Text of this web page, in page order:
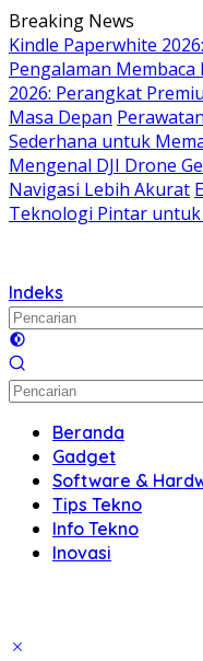
Langsung
ke
konten
Breaking News
Kindle Paperwhite
Pengalaman
2026: Perangkat
Masa Depan
Sederhana untuk
Mengenal DJI Drone
Navigasi Lebih Akurat
Teknologi Pintar untuk
Indeks
Beranda
Gadget
Software &
Tips Tekno
Info Tekno
Inovasi